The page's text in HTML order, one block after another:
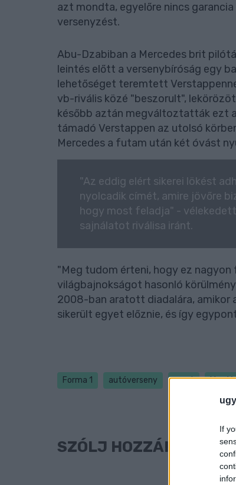
If
azt mondta, egyelőre nincs
versenyzést.
Abu-Dzabiban a Mercedes brit
leintés előtt a versenybíróság egy
lehetőséget teremtett
vb-rivális közé "beszorult",
később aztán megváltoztatták ezt
támadó Verstappen az utolsó
Mercedes a futam után két óvást
"Az eddig elért sikerei lökést
nyolcadik címét, amire jövőre
hogy most feladja" -
sajnálatot riválisa iránt.
"Meg tudom érteni, hogy ez
világbajnokságot hasonló
2008-ban aratott diadalára, amikor
sikerült egyet előznie, és így
Forma 1 autóverseny sport Max
SZÓLJ HOZZÁ!